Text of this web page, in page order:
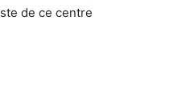
de ce centre